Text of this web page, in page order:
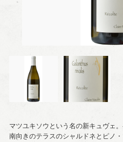
マツユキソウという名の新キュヴェ
南向きのテラスのシャルドネとピノ